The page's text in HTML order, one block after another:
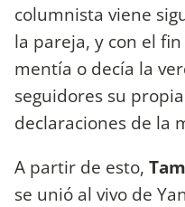
columnista viene
la pareja, y con el
mentía o decía la
seguidores su
declaraciones de la
A partir de esto,
se unió al vivo de